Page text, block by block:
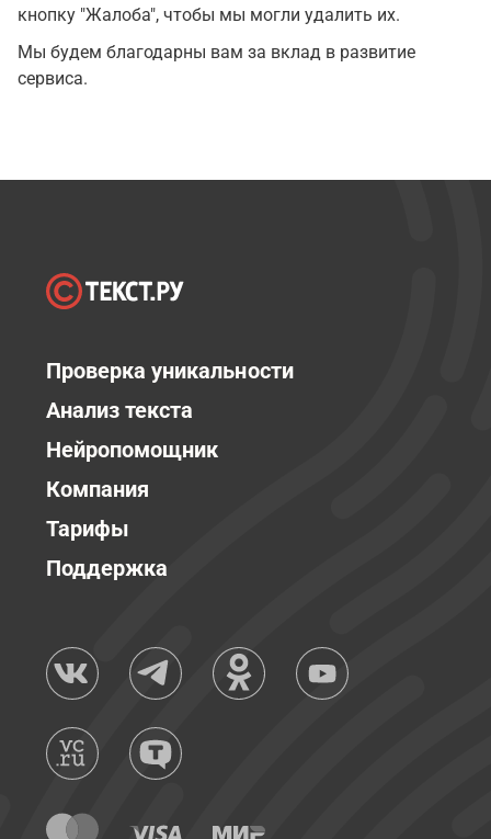
кнопку "Жалоба", чтобы мы могли удалить их.
Мы будем благодарны вам за вклад в развитие
сервиса.
Проверка уникальности
Анализ текста
Нейропомощник
Компания
Тарифы
Поддержка